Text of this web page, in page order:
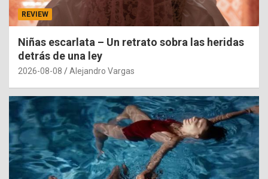
REVIEW
Niñas escarlata – Un retrato sobra las heridas
detrás de una ley
2026-08-08 Alejandro Vargas